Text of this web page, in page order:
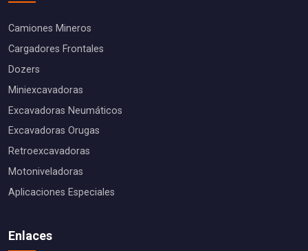
Camiones Mineros
Cargadores Frontales
Dozers
Miniexcavadoras
Excavadoras Neumáticos
Excavadoras Orugas
Retroexcavadoras
Motoniveladoras
Aplicaciones Especiales
Enlaces